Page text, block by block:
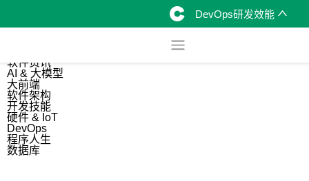
DevOps研发效能
软件资讯
AI & 大模型
大前端
软件架构
开发技能
硬件 & IoT
DevOps
程序人生
数据库